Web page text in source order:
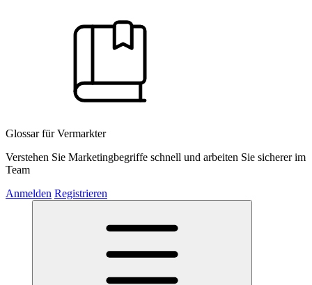
Glossar für Vermarkter
Verstehen Sie Marketingbegriffe schnell und arbeiten Sie sicherer im
Team
Anmelden Registrieren